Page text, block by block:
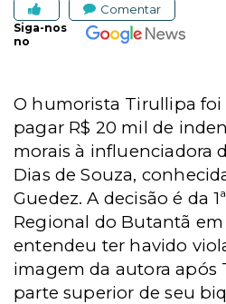
Comentar
Siga-nos
no
O humorista Tirullipa foi
pagar R$ 20 mil de
morais à influenciadora
Dias de Souza,
Guedez. A decisão é da
Regional do Butantã em
entendeu ter havido
imagem da autora após
parte superior de seu